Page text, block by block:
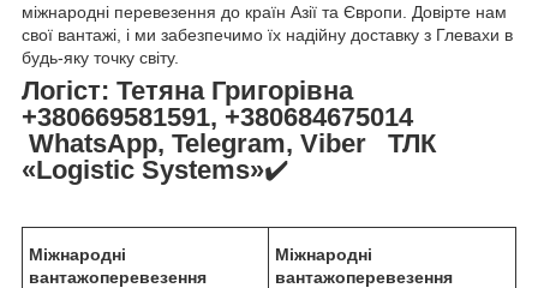
міжнародні перевезення до країн Азії та Європи. Довірте нам
свої вантажі, і ми забезпечимо їх надійну доставку з Глевахи в
будь-яку точку світу.
Логіст: Тетяна Григорівна
+380669581591, +380684675014
WhatsApp, Telegram, Viber ТЛК
«Logistic Systems»✔️
Міжнародні
вантажоперевезення
Міжнародні
вантажоперевезення